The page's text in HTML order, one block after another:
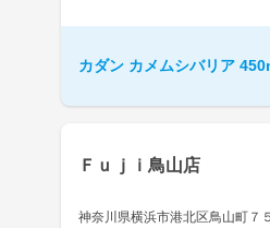
カダン カメムシバリア
Ｆｕｊｉ鳥山店
神奈川県横浜市港北区鳥山町７５